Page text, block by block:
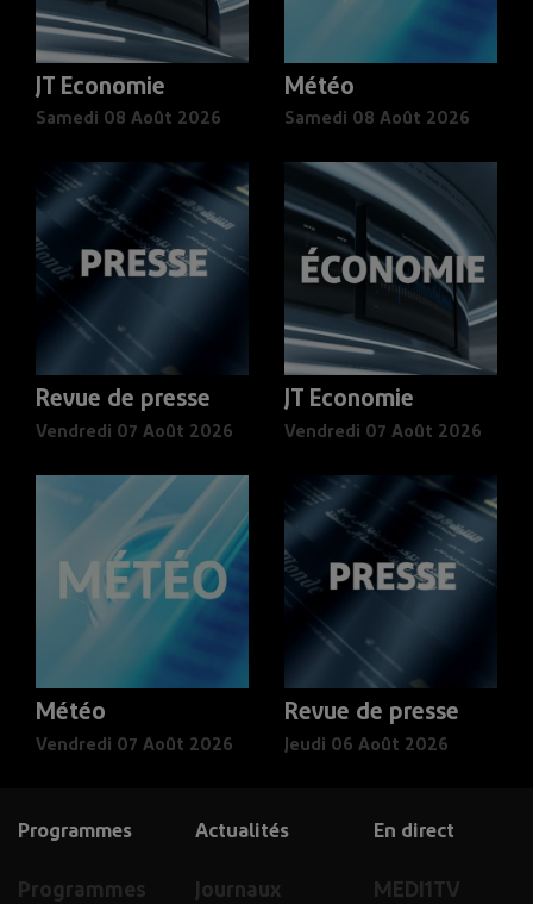
JT Economie
Samedi 08 Août 2026
Météo
Samedi 08 Août 2026
Revue de presse
Vendredi 07 Août 2026
JT Economie
Vendredi 07 Août 2026
Météo
Vendredi 07 Août 2026
Revue de presse
Jeudi 06 Août 2026
En direct
MEDI1TV
Actualités
Journaux
Programmes
Programmes